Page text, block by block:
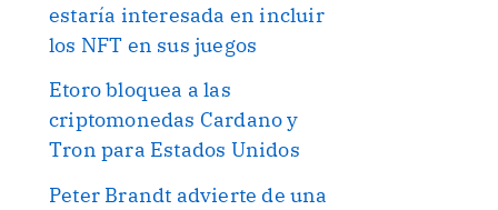
estaría interesada en incluir
los NFT en sus juegos
Etoro bloquea a las
criptomonedas Cardano y
Tron para Estados Unidos
Peter Brandt advierte de una